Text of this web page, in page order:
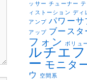
ッサー チューナー
ィストーション ディ
アンプ パワーサ
アップ ブースタ
フォン
ボリュ
ルチエ
ー モニタ
ウ
空間系